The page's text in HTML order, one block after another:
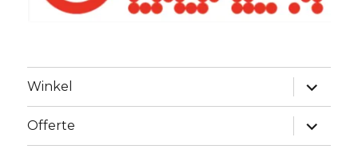
Winkel
Alles
Offerte
Alles